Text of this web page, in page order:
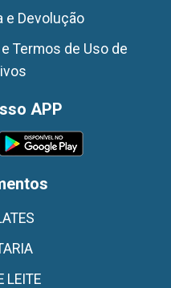
e Devolução
Termos de Uso de
APP
LEITE